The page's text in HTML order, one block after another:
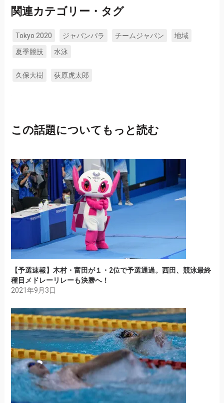
関連カテゴリー・タグ
Tokyo 2020 ジャパンパラ チームジャパン
地域
夏季競技
水泳
久保大樹 荻原虎太郎
この話題についてもっと読む
【予選速報】木村・富田が１・2位で予選通過。西田、競泳最終
種目メドレーリレーも決勝へ！
2021年9月3日